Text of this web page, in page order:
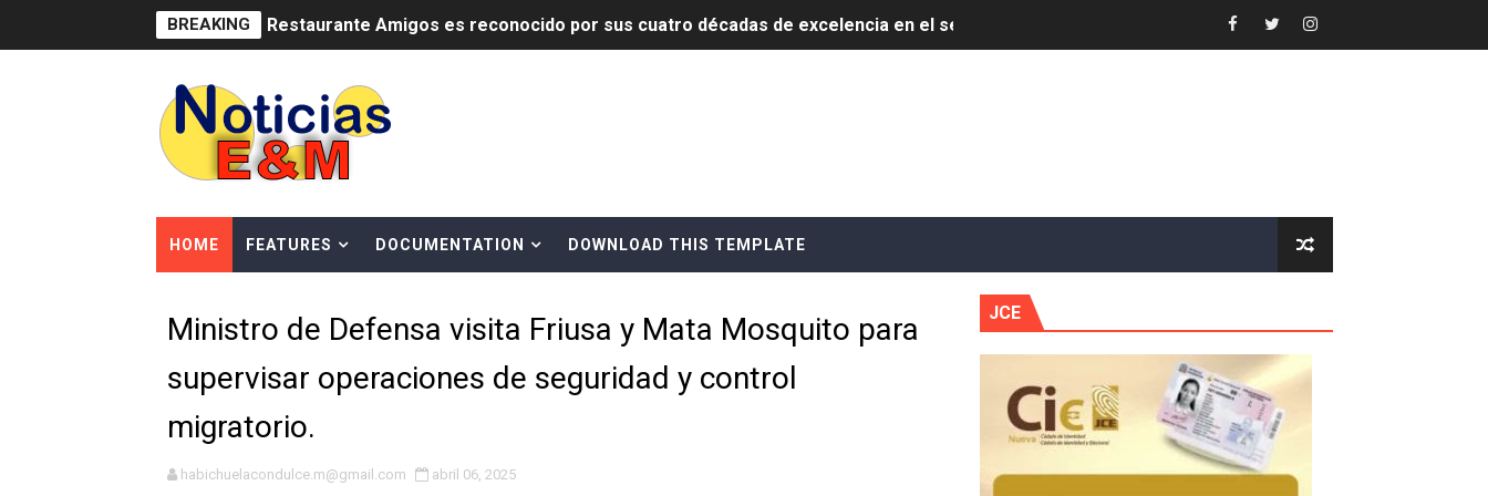
BREAKING Restaurante Amigos es reconocido por sus cuatro décadas de excelencia en el sector gastronómico
SNS y el SRSO actualizan Manual de Comunicación Interna y Externa para fortalecer gestión comunicacional en salud
Osiris de León responde a Roberto Tineo y a Yeisy por sus críticas destempladas sobre Presa de Guaiguí: "Es ignorancia supina"
DGPCF: 55 años sembrando desarrollo y fortaleciendo la frontera dominicana
Operativo interagencial frena delitos ambientales y recupera terrenos en zonas protegidas del país
-Propeep y Gestión Presidencial encabezan entrega compensación a comerciantes impactados por la obra vial, en cumplimiento de un
Ministerio de Defensa siembra esperanza y protege el agua mediante Jornada de Reforestación en Manabao
MICM y CECCOM retienen 213,355 galones de combustibles y 46 millones de mercancías en lo que va de año
Bienes Nacionales recauda más de RD 57 millones en segunda subasta pública del año
HOME FEATURES DOCUMENTATION DOWNLOAD THIS TEMPLATE
Ministro de Defensa visita Friusa y Mata Mosquito para
supervisar operaciones de seguridad y control
migratorio.
habichuelacondulce.m@gmail.com abril 06, 2025
JCE